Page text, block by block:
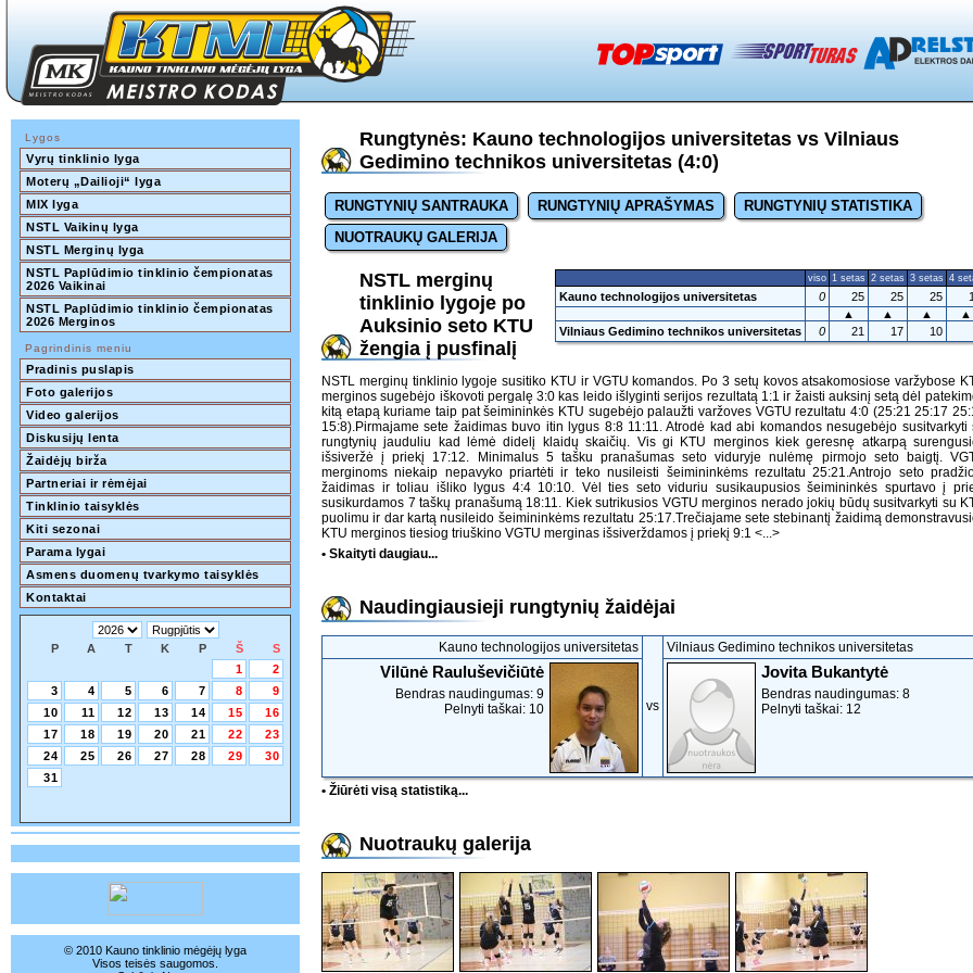
Lygos
Vyrų tinklinio lyga
Moterų „Dailioji“ lyga
MIX lyga
NSTL Vaikinų lyga
NSTL Merginų lyga
NSTL Paplūdimio tinklinio čempionatas
2026 Vaikinai
NSTL Paplūdimio tinklinio čempionatas
2026 Merginos
Pagrindinis meniu
Pradinis puslapis
Foto galerijos
Video galerijos
Diskusijų lenta
Žaidėjų birža
Partneriai ir rėmėjai
Tinklinio taisyklės
Kiti sezonai
Parama lygai
Asmens duomenų tvarkymo taisyklės
Kontaktai
P A T K P Š
S
1
2
3
4 5 6 7 8
9
10
11 12 13 14 15
16
17
18 19 20 21 22
23
24
25 26 27 28 29
30
31
© 2010 Kauno tinklinio mėgėjų lyga
Visos teisės saugomos.
Rungtynės: Kauno technologijos universitetas vs Vilniaus
Gedimino technikos universitetas (4:0)
RUNGTYNIŲ SANTRAUKA RUNGTYNIŲ APRAŠYMAS
RUNGTYNIŲ STATISTIKA
NUOTRAUKŲ GALERIJA
viso 1 setas 2 setas 3 setas 4
Kauno technologijos universitetas 0 25 25 25
▲
▲ ▲
▲
Vilniaus Gedimino technikos universitetas
0 21 17 10
NSTL merginų
tinklinio lygoje po
Auksinio seto KTU
žengia į pusfinalį
NSTL merginų tinklinio lygoje susitiko KTU ir VGTU komandos. Po 3 setų kovos atsakomosiose varžybose
merginos sugebėjo iškovoti pergalę 3:0 kas leido išlyginti serijos rezultatą 1:1 ir žaisti auksinį setą dėl
kitą etapą kuriame taip pat šeimininkės KTU sugebėjo palaužti varžoves VGTU rezultatu 4:0 (25:21 25:17
15:8).Pirmajame sete žaidimas buvo itin lygus 8:8 11:11. Atrodė kad abi komandos nesugebėjo susitvarkyti
rungtynių jauduliu kad lėmė didelį klaidų skaičių. Vis gi KTU merginos kiek geresnę atkarpą
išsiveržė į priekį 17:12. Minimalus 5 tašku pranašumas seto viduryje nulėmę pirmojo seto baigtį.
merginoms niekaip nepavyko priartėti ir teko nusileisti šeimininkėms rezultatu 25:21.Antrojo seto
žaidimas ir toliau išliko lygus 4:4 10:10. Vėl ties seto viduriu susikaupusios šeimininkės spurtavo į
susikurdamos 7 taškų pranašumą 18:11. Kiek sutrikusios VGTU merginos nerado jokių būdų susitvarkyti su
puolimu ir dar kartą nusileido šeimininkėms rezultatu 25:17.Trečiajame sete stebinantį žaidimą
KTU merginos tiesiog triuškino VGTU merginas išsiverždamos į priekį 9:1 <...>
• Skaityti daugiau...
Naudingiausieji rungtynių žaidėjai
Kauno technologijos universitetas
vs
Vilniaus Gedimino technikos universitetas
Vilūnė Rauluševičiūtė
Bendras naudingumas: 9
Pelnyti taškai: 10
Jovita Bukantytė
Bendras naudingumas: 8
Pelnyti taškai: 12
• Žiūrėti visą statistiką...
Nuotraukų galerija